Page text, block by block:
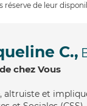
réserve de leur
C.,
chez Vous
, altruiste et